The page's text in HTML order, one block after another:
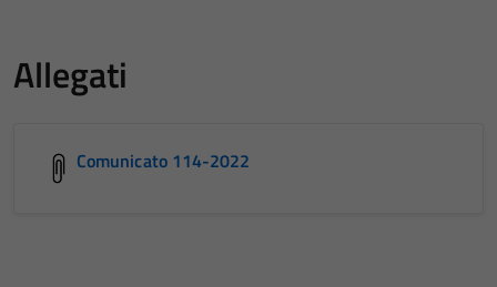
Allegati
Comunicato 114-2022